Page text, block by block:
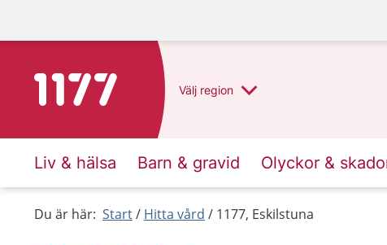
Till startsidan för 1177 Välj region
Liv & hälsa Barn & gravid Olyckor &
Du är här: Start Hitta vård 1177, Eskilstuna